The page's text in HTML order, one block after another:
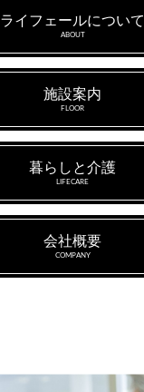
ライフェールについて
ABOUT
施設案内
FLOOR
暮らしと介護
LIFECARE
会社概要
COMPANY